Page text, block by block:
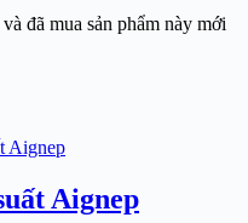
đã mua sản phẩm này mới
Aignep